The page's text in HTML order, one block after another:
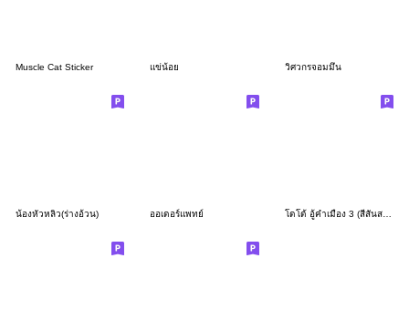
Muscle Cat Sticker แข่น้อย วิศวกรจอมมึน
น้องหัวหลิว(ร่างอ้วน) ออเดอร์แพทย์ โดโด้ อู้คำเมือง 3 (สีสันสดใส)